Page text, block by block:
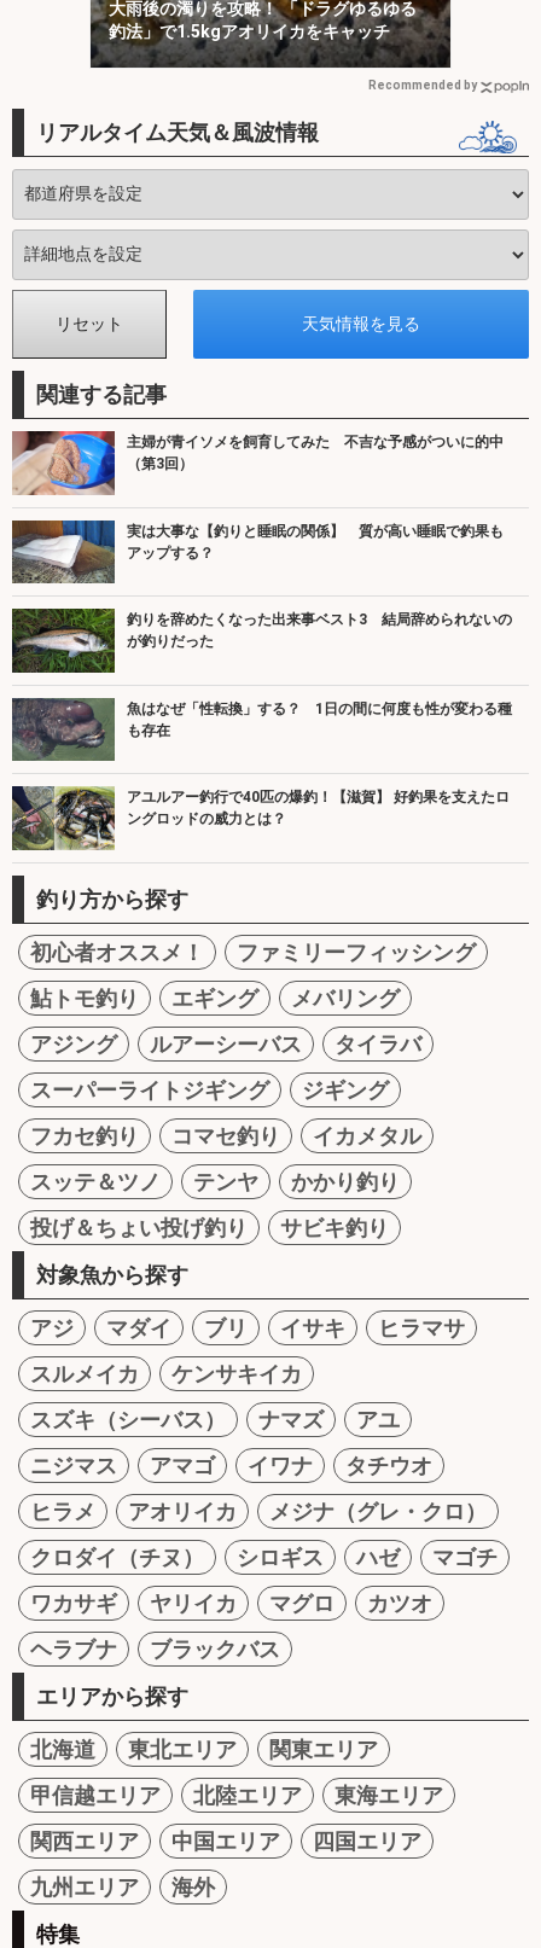
大雨後の濁りを攻略！ 「ドラグゆるゆる
釣法」で1.5kgアオリイカをキャッチ
Recommended by
リアルタイム天気＆風波情報
関連する記事
主婦が青イソメを飼育してみた 不吉な予感がついに的中
（第3回）
実は大事な【釣りと睡眠の関係】 質が高い睡眠で釣果も
アップする？
釣りを辞めたくなった出来事ベスト3 結局辞められないの
が釣りだった
魚はなぜ「性転換」する？ 1日の間に何度も性が変わる種
も存在
アユルアー釣行で40匹の爆釣！【滋賀】 好釣果を支えたロ
ングロッドの威力とは？
釣り方から探す
初心者オススメ！
ファミリーフィッシング
鮎トモ釣り
エギング
メバリング
アジング
ルアーシーバス
タイラバ
スーパーライトジギング
ジギング
フカセ釣り
コマセ釣り
イカメタル
スッテ＆ツノ
テンヤ
かかり釣り
投げ＆ちょい投げ釣り
サビキ釣り
対象魚から探す
アジ マダイ ブリ イサキ
ヒラマサ
スルメイカ
ケンサキイカ
スズキ（シーバス）
ナマズ
アユ
ニジマス
アマゴ イワナ
タチウオ
ヒラメ
アオリイカ
メジナ（グレ・クロ）
クロダイ（チヌ）
シロギス ハゼ
マゴチ
ワカサギ
ヤリイカ マグロ
カツオ
ヘラブナ
ブラックバス
エリアから探す
北海道 東北エリア
関東エリア
甲信越エリア
北陸エリア
東海エリア
関西エリア
中国エリア
四国エリア
九州エリア
海外
特集